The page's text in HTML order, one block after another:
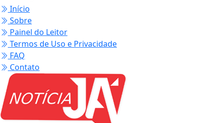
Início
Sobre
Painel do Leitor
Termos de Uso e Privacidade
FAQ
Contato